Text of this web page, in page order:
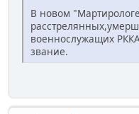
В новом
военнослужащих
звание.